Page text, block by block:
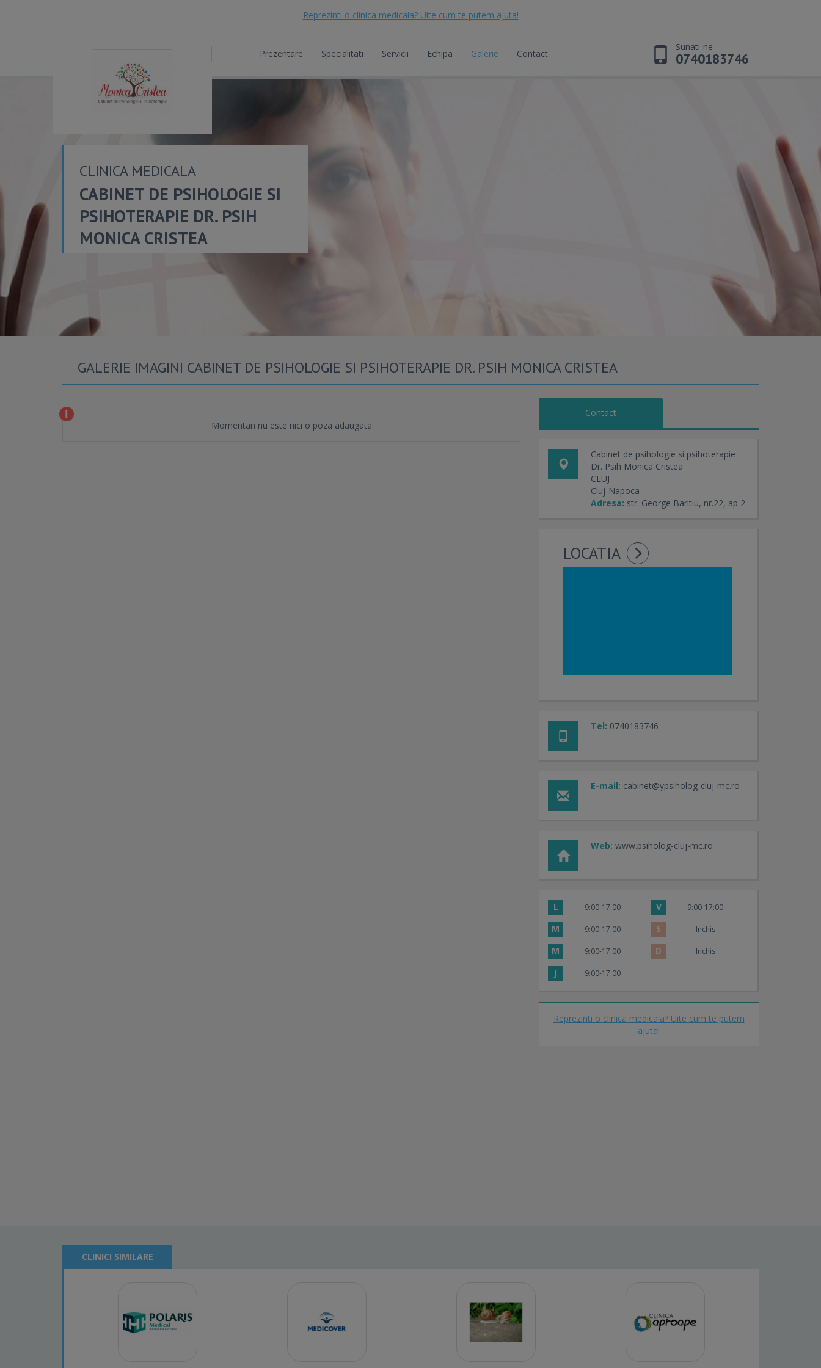
Reprezinti o clinica medicala? Uite cum te putem ajuta!
Prezentare Specialitati Servicii Echipa Galerie Contact
Sunati-ne
0740183746
CLINICA MEDICALA
CABINET DE PSIHOLOGIE SI
PSIHOTERAPIE DR. PSIH
MONICA CRISTEA
GALERIE IMAGINI CABINET DE PSIHOLOGIE SI PSIHOTERAPIE DR. PSIH MONICA CRISTEA
Momentan nu este nici o poza adaugata
Contact
Cabinet de psihologie si psihoterapie
Dr. Psih Monica Cristea
CLUJ
Cluj-Napoca
Adresa: str. George Baritiu, nr.22, ap 2
LOCATIA
Tel: 0740183746
E-mail: cabinet@ypsiholog-cluj-mc.ro
Web: www.psiholog-cluj-mc.ro
L 9:00-17:00 V 9:00-17:00
M 9:00-17:00 S Inchis
M 9:00-17:00 D Inchis
J 9:00-17:00
Reprezinti o clinica medicala? Uite cum te putem
ajuta!
CLINICI SIMILARE